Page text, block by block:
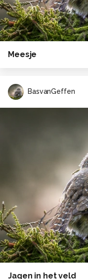
Meesje
BasvanGeffen
Jagen in het veld